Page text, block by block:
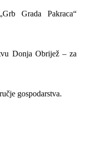
Grada Pakraca“
Donja Obrijež – za
gospodarstva.